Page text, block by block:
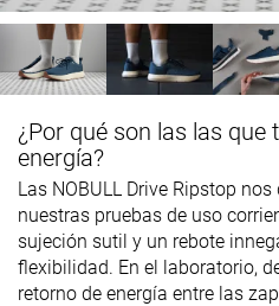
¿Por qué son las las
energía?
Las NOBULL Drive Ripstop
nuestras pruebas de uso
sujeción sutil y un rebote
flexibilidad. En el laboratorio,
retorno de energía entre las